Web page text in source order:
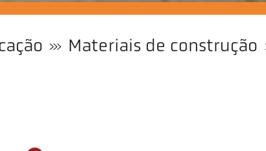
Materiais de construção